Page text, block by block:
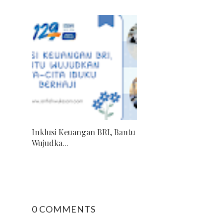
Inklusi Keuangan BRI, Bantu
Wujudka...
0 COMMENTS